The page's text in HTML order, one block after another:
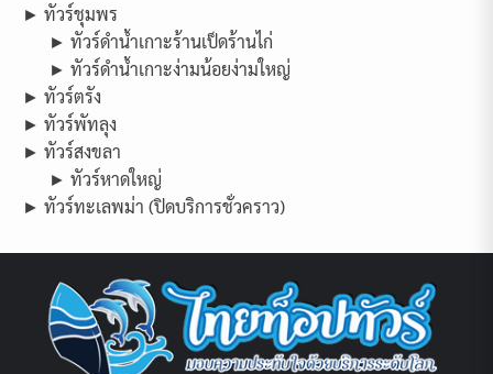
► ทัวร์ชุมพร
► ทัวร์ดำน้ำเกาะร้านเป็ดร้านไก่
► ทัวร์ดำน้ำเกาะง่ามน้อยง่ามใหญ่
► ทัวร์ตรัง
► ทัวร์พัทลุง
► ทัวร์สงขลา
► ทัวร์หาดใหญ่
► ทัวร์ทะเลพม่า (ปิดบริการชั่วคราว)